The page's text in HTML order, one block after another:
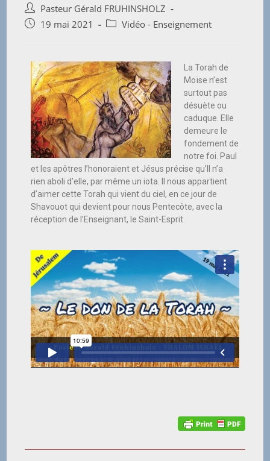
Pasteur Gérald FRUHINSHOLZ
19 mai 2021
Vidéo - Enseignement
La Torah de
Moïse n’est
surtout pas
désuète ou
caduque. Elle
demeure le
fondement de
notre foi. Paul
et les apôtres l’honoraient et Jésus précise qu’Il n’a
rien aboli d’elle, par même un iota. Il nous appartient
d’aimer cette Torah qui vient du ciel, en ce jour de
Shavouot qui devient pour nous Pentecôte, avec la
réception de l’Enseignant, le Saint-Esprit.